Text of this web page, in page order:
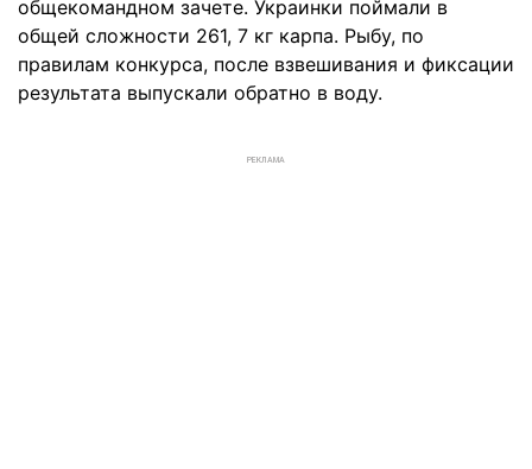
общекомандном зачете. Украинки поймали в
общей сложности 261, 7 кг карпа. Рыбу, по
правилам конкурса, после взвешивания и фиксации
результата выпускали обратно в воду.
РЕКЛАМА